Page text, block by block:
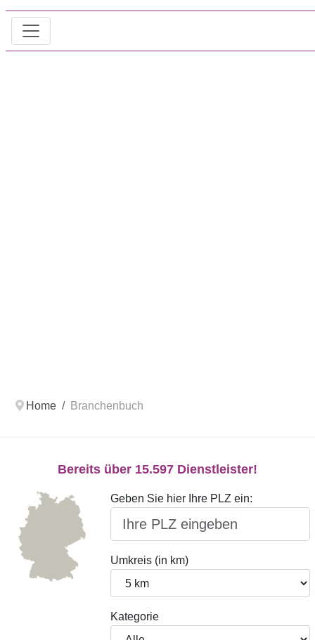
Home Branchenbuch
Bereits über 15.597 Dienstleister!
Geben Sie hier Ihre PLZ ein:
Umkreis (in km)
Kategorie